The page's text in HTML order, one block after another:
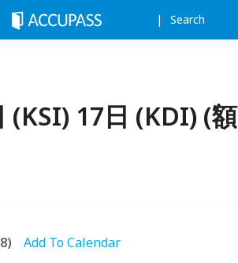
Search
(KSI) 17日 (KDI) (額
Add To Calendar